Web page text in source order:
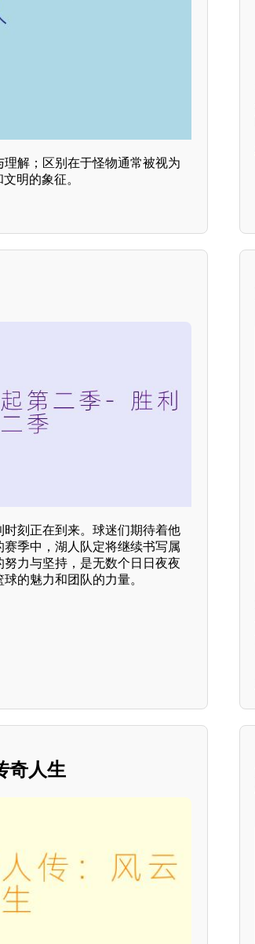
解；区别在于怪物通常被视为
明的象征。
刻正在到来。球迷们期待着他
季中，湖人队定将继续书写属
力与坚持，是无数个日日夜夜
的魅力和团队的力量。
奇人生